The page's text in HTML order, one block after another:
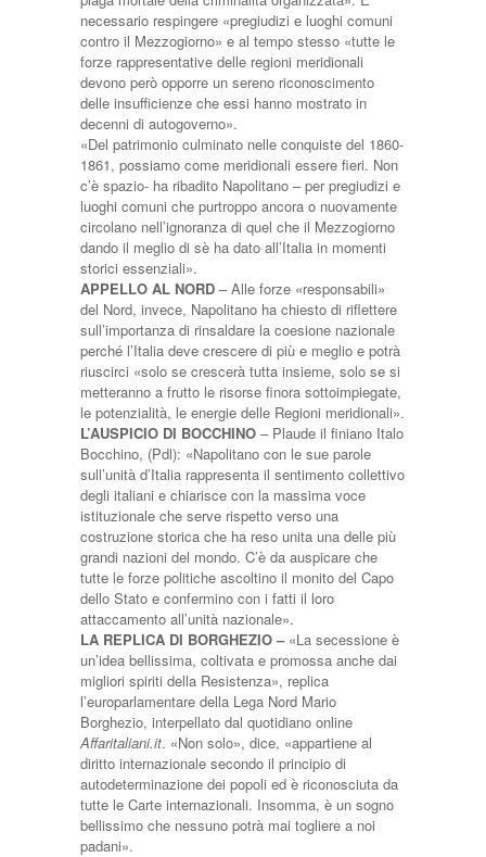
necessario respingere «pregiudizi e luoghi comuni
contro il Mezzogiorno» e al tempo stesso «tutte le
forze rappresentative delle regioni meridionali
devono però opporre un sereno riconoscimento
delle insufficienze che essi hanno mostrato in
decenni di autogoverno».
«Del patrimonio culminato nelle conquiste del 1860-
1861, possiamo come meridionali essere fieri. Non
c’è spazio- ha ribadito Napolitano – per pregiudizi e
luoghi comuni che purtroppo ancora o nuovamente
circolano nell’ignoranza di quel che il Mezzogiorno
dando il meglio di sè ha dato all’Italia in momenti
storici essenziali».
APPELLO AL NORD – Alle forze «responsabili»
del Nord, invece, Napolitano ha chiesto di riflettere
sull’importanza di rinsaldare la coesione nazionale
perché l’Italia deve crescere di più e meglio e potrà
riuscirci «solo se crescerà tutta insieme, solo se si
metteranno a frutto le risorse finora sottoimpiegate,
le potenzialità, le energie delle Regioni meridionali».
L’AUSPICIO DI BOCCHINO – Plaude il finiano Italo
Bocchino, (Pdl): «Napolitano con le sue parole
sull’unità d’Italia rappresenta il sentimento collettivo
degli italiani e chiarisce con la massima voce
istituzionale che serve rispetto verso una
costruzione storica che ha reso unita una delle più
grandi nazioni del mondo. C’è da auspicare che
tutte le forze politiche ascoltino il monito del Capo
dello Stato e confermino con i fatti il loro
attaccamento all’unità nazionale».
LA REPLICA DI BORGHEZIO –«La secessione è
un’idea bellissima, coltivata e promossa anche dai
migliori spiriti della Resistenza», replica
l’europarlamentare della Lega Nord Mario
Borghezio, interpellato dal quotidiano online
Affaritaliani.it. «Non solo», dice, «appartiene al
diritto internazionale secondo il principio di
autodeterminazione dei popoli ed è riconosciuta da
tutte le Carte internazionali. Insomma, è un sogno
bellissimo che nessuno potrà mai togliere a noi
padani».